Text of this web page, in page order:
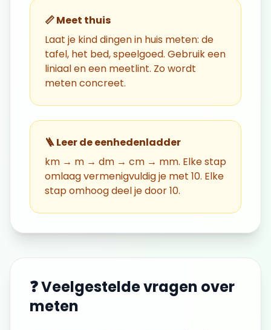
📏 Meet thuis
Laat je kind dingen in huis meten: de
tafel, het bed, speelgoed. Gebruik een
liniaal en een meetlint. Zo wordt
meten concreet.
🪜 Leer de eenhedenladder
km → m → dm → cm → mm. Elke stap
omlaag vermenigvuldig je met 10. Elke
stap omhoog deel je door 10.
❓ Veelgestelde vragen over
meten